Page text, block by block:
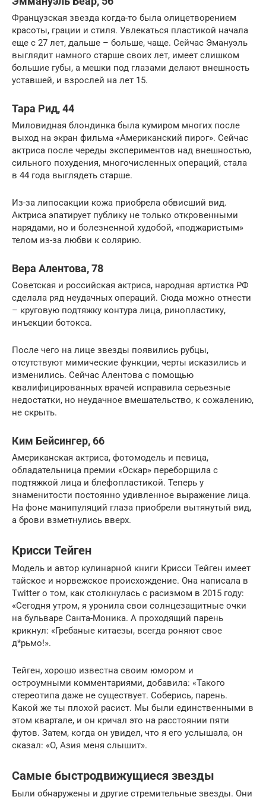
Французская звезда когда-то была олицетворением
красоты, грации и стиля. Увлекаться пластикой начала
еще с 27 лет, дальше – больше, чаще. Сейчас Эмануэль
выглядит намного старше своих лет, имеет слишком
большие губы, а мешки под глазами делают внешность
уставшей, и взрослей на лет 15.
Тара Рид, 44
Миловидная блондинка была кумиром многих после
выход на экран фильма «Американский пирог». Сейчас
актриса после череды экспериментов над внешностью,
сильного похудения, многочисленных операций, стала
в 44 года выглядеть старше.
Из-за липосакции кожа приобрела обвисший вид.
Актриса эпатирует публику не только откровенными
нарядами, но и болезненной худобой, «поджаристым»
телом из-за любви к солярию.
Вера Алентова, 78
Советская и российская актриса, народная артистка РФ
сделала ряд неудачных операций. Сюда можно отнести
– круговую подтяжку контура лица, ринопластику,
инъекции ботокса.
После чего на лице звезды появились рубцы,
отсутствуют мимические функции, черты исказились и
изменились. Сейчас Алентова с помощью
квалифицированных врачей исправила серьезные
недостатки, но неудачное вмешательство, к сожалению,
не скрыть.
Ким Бейсингер, 66
Американская актриса, фотомодель и певица,
обладательница премии «Оскар» переборщила с
подтяжкой лица и блефопластикой. Теперь у
знаменитости постоянно удивленное выражение лица.
На фоне манипуляций глаза приобрели вытянутый вид,
а брови взметнулись вверх.
Крисси Тейген
Модель и автор кулинарной книги Крисси Тейген имеет
тайское и норвежское происхождение. Она написала в
Twitter о том, как столкнулась с расизмом в 2015 году:
«Сегодня утром, я уронила свои солнцезащитные очки
на бульваре Санта-Моника. А проходящий парень
крикнул: «Гребаные китаезы, всегда роняют свое
д*рьмо!».
Тейген, хорошо известна своим юмором и
остроумными комментариями, добавила: «Такого
стереотипа даже не существует. Соберись, парень.
Какой же ты плохой расист. Мы были единственными в
этом квартале, и он кричал это на расстоянии пяти
футов. Затем, когда он увидел, что я его услышала, он
сказал: «О, Азия меня слышит».
Самые быстродвижущиеся звезды
Были обнаружены и другие стремительные звезды. Они